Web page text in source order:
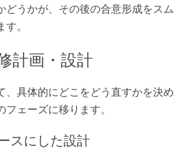
どうかが、その後の合意形成をスム
。
計画・設計
、具体的にどこをどう直すかを決め
ェーズに移ります。
スにした設計